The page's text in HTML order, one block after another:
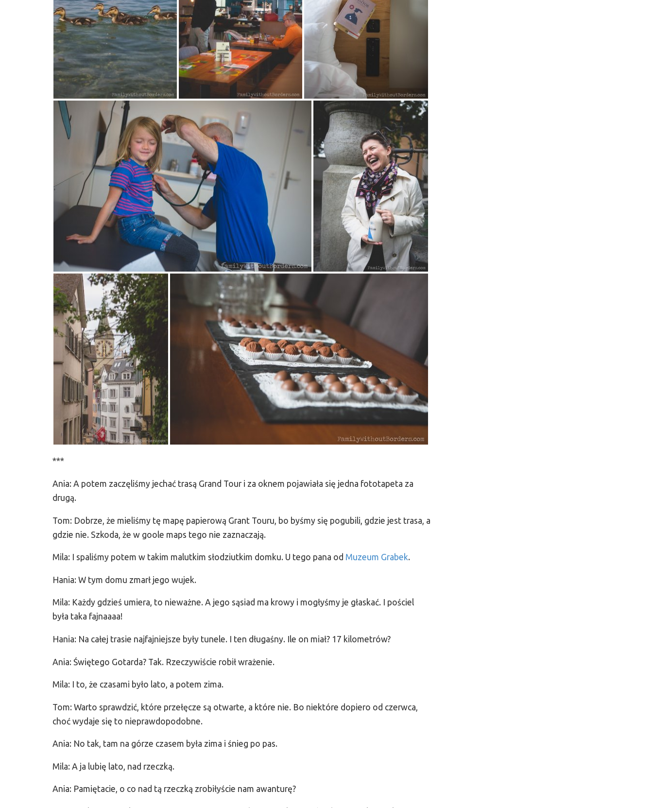
***
Ania: A potem zaczęliśmy jechać trasą Grand Tour i za oknem pojawiała się jedna fototapeta za
drugą.
Tom: Dobrze, że mieliśmy tę mapę papierową Grant Touru, bo byśmy się pogubili, gdzie jest trasa, a
gdzie nie. Szkoda, że w goole maps tego nie zaznaczają.
Mila: I spaliśmy potem w takim malutkim słodziutkim domku. U tego pana od Muzeum Grabek.
Hania: W tym domu zmarł jego wujek.
Mila: Każdy gdzieś umiera, to nieważne. A jego sąsiad ma krowy i mogłyśmy je głaskać. I pościel
była taka fajnaaaa!
Hania: Na całej trasie najfajniejsze były tunele. I ten długaśny. Ile on miał? 17 kilometrów?
Ania: Świętego Gotarda? Tak. Rzeczywiście robił wrażenie.
Mila: I to, że czasami było lato, a potem zima.
Tom: Warto sprawdzić, które przełęcze są otwarte, a które nie. Bo niektóre dopiero od czerwca,
choć wydaje się to nieprawdopodobne.
Ania: No tak, tam na górze czasem była zima i śnieg po pas.
Mila: A ja lubię lato, nad rzeczką.
Ania: Pamiętacie, o co nad tą rzeczką zrobiłyście nam awanturę?